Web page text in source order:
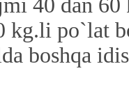
40 dan
kg.li po`lat
boshqa